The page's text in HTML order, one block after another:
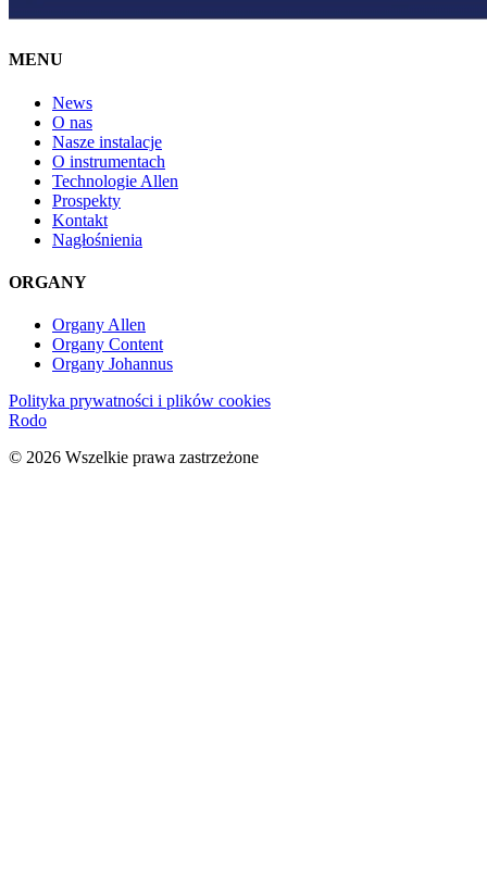
MENU
News
O nas
Nasze instalacje
O instrumentach
Technologie Allen
Prospekty
Kontakt
Nagłośnienia
ORGANY
Organy Allen
Organy Content
Organy Johannus
Polityka prywatności i plików cookies
Rodo
© 2026 Wszelkie prawa zastrzeżone